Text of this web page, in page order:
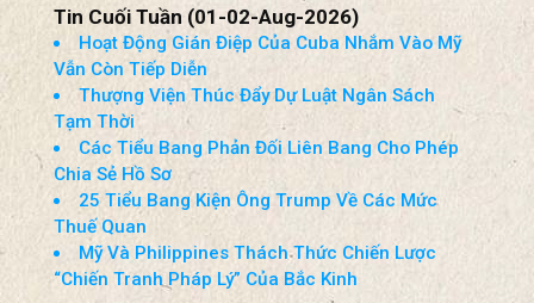
Tin Cuối Tuần (01-02-Aug-2026)
Hoạt Động Gián Điệp Của Cuba Nhắm Vào Mỹ
Vẫn Còn Tiếp Diễn
Thượng Viện Thúc Đẩy Dự Luật Ngân Sách
Tạm Thời
Các Tiểu Bang Phản Đối Liên Bang Cho Phép
Chia Sẻ Hồ Sơ
25 Tiểu Bang Kiện Ông Trump Về Các Mức
Thuế Quan
Mỹ Và Philippines Thách Thức Chiến Lược
“Chiến Tranh Pháp Lý” Của Bắc Kinh